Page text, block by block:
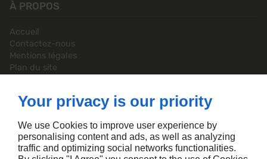
À PROPOS
Accueil
Contactez-nous
Mentions légales
Plan du site
SUIVEZ-NOUS
Your privacy is our priority
We use Cookies to improve user experience by
personalising content and ads, as well as analyzing
traffic and optimizing social networks functionalities.